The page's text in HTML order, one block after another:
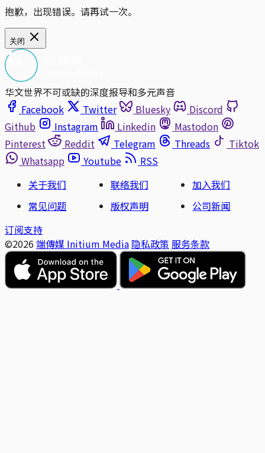
抱歉，出现错误。请再试一次。
关闭
华文世界不可或缺的深度报导和多元声音
Facebook
Twitter Bluesky
Discord
Github
Instagram Linkedin
Mastodon
Pinterest
Reddit Telegram Threads
Tiktok
Whatsapp
Youtube
RSS
关于我们
联络我们
加入我们
常见问题
版权声明
公司新闻
订阅支持
©2026 端傳媒 Initium Media 隐私政策 服务条款